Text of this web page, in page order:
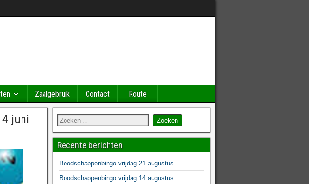
Zaalgebruik Contact Route
juni
Recente berichten
Boodschappenbingo vrijdag 21 augustus
Boodschappenbingo vrijdag 14 augustus